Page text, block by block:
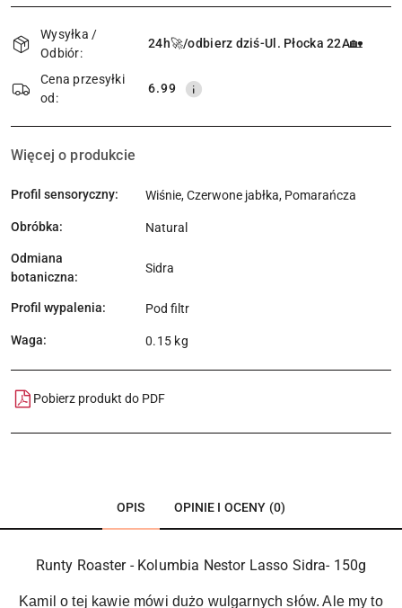
Dostępność
i
dostawa
Wysyłka /
Odbiór:
24h🚀/odbierz dziś-Ul. Płocka 22A🏡
Cena przesyłki
od:
6.99
Więcej o produkcie
Profil sensoryczny: Wiśnie, Czerwone jabłka, Pomarańcza
Obróbka: Natural
Odmiana
botaniczna:
Sidra
Profil wypalenia: Pod filtr
Waga: 0.15 kg
Pobierz produkt do PDF
OPIS OPINIE I OCENY (0)
Runty Roaster - Kolumbia Nestor Lasso Sidra- 150g
Kamil o tej kawie mówi dużo wulgarnych słów. Ale my to